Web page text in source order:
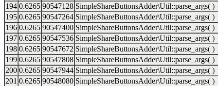
194 0.6265 90547128 SimpleShareButtonsAdder\Util::parse_args( )
195 0.6265 90547264 SimpleShareButtonsAdder\Util::parse_args( )
196 0.6265 90547400 SimpleShareButtonsAdder\Util::parse_args( )
197 0.6265 90547536 SimpleShareButtonsAdder\Util::parse_args( )
198 0.6265 90547672 SimpleShareButtonsAdder\Util::parse_args( )
199 0.6265 90547808 SimpleShareButtonsAdder\Util::parse_args( )
200 0.6265 90547944 SimpleShareButtonsAdder\Util::parse_args( )
201 0.6265 90548080 SimpleShareButtonsAdder\Util::parse_args( )